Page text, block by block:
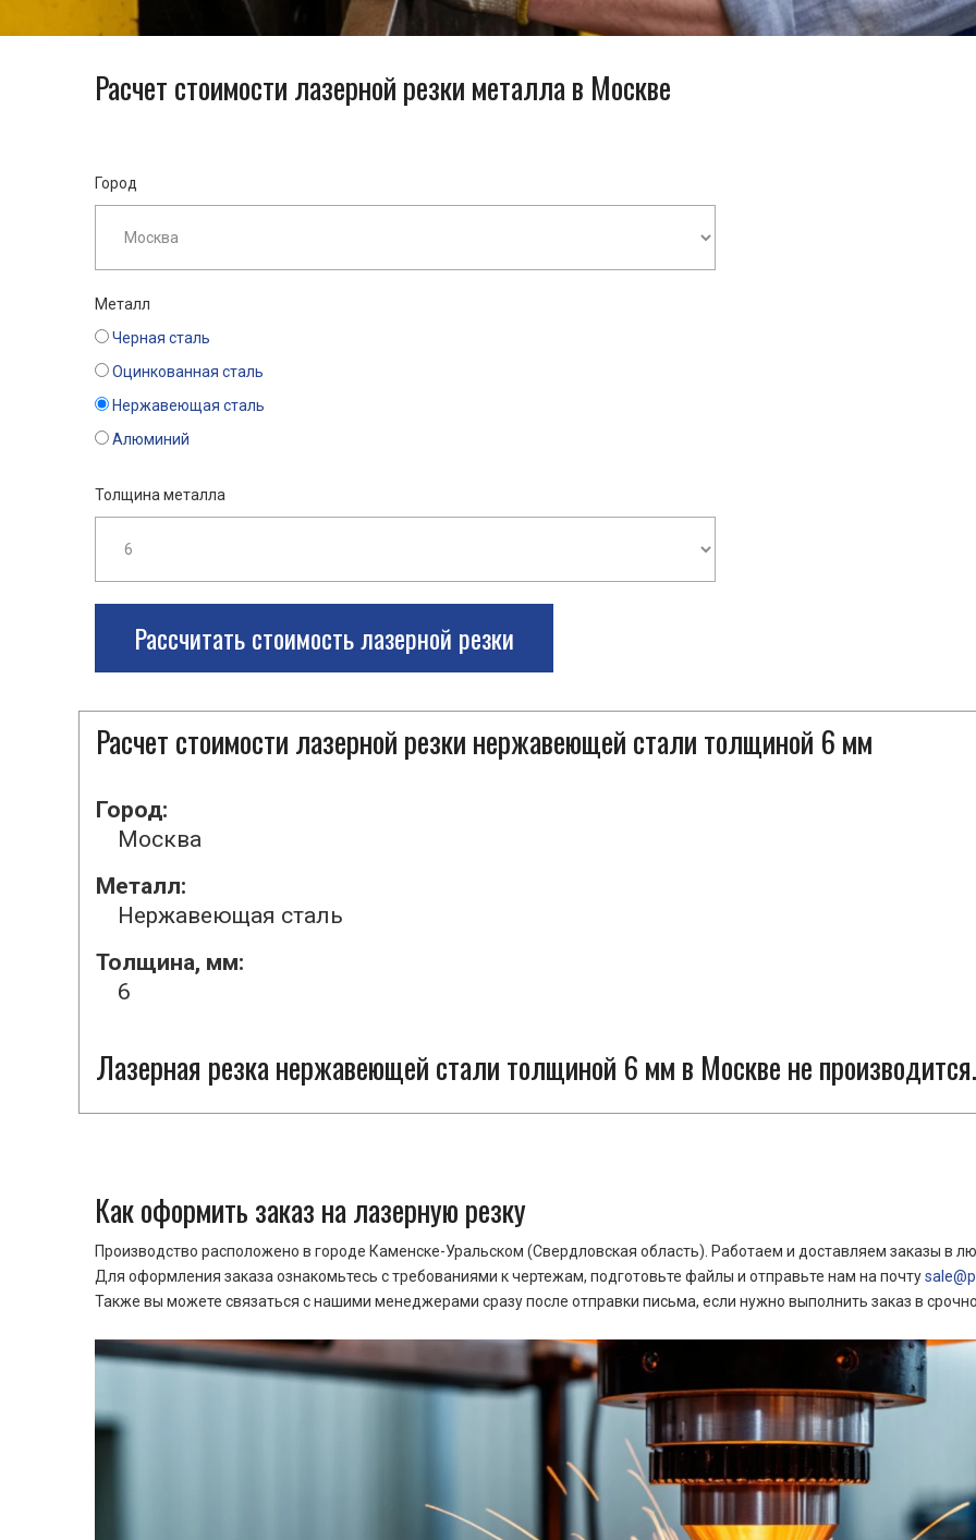
Расчет стоимости лазерной резки металла в Москве
Город
Металл
Черная сталь
Оцинкованная сталь
Нержавеющая сталь
Алюминий
Толщина металла
Рассчитать стоимость лазерной резки
Расчет стоимости лазерной резки нержавеющей стали толщиной 6 мм
Город:
Москва
Металл:
Нержавеющая сталь
Толщина, мм:
6
Лазерная резка нержавеющей стали толщиной 6 мм в Москве не производится.
Как оформить заказ на лазерную резку
Производство расположено в городе Каменске-Уральском (Свердловская область). Работаем и доставляем заказы в
Для оформления заказа ознакомьтесь с требованиями к чертежам, подготовьте файлы и отправьте нам на почту
Также вы можете связаться с нашими менеджерами сразу после отправки письма, если нужно выполнить заказ в